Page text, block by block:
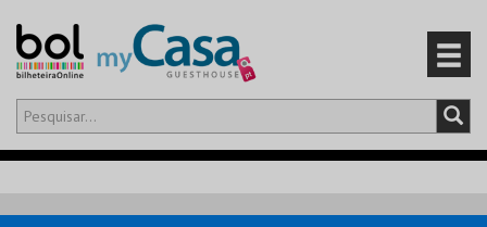
Olá,iniciar sessão
CARRINHO